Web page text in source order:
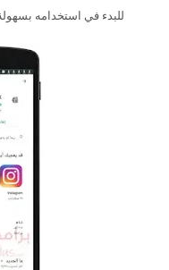
للبدء في استخدامه